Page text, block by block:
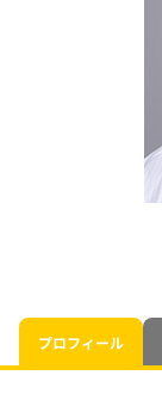
プロフィール